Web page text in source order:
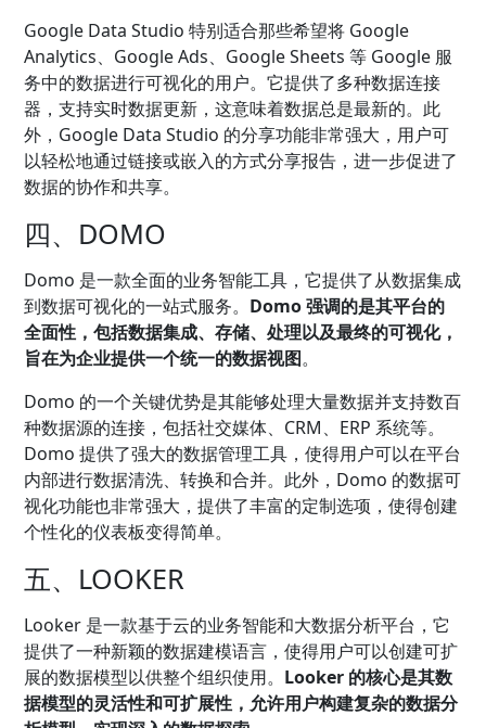
Google Data Studio 特别适合那些希望将 Google
Analytics、Google Ads、Google Sheets 等 Google 服
务中的数据进行可视化的用户。它提供了多种数据连接
器，支持实时数据更新，这意味着数据总是最新的。此
外，Google Data Studio 的分享功能非常强大，用户可
以轻松地通过链接或嵌入的方式分享报告，进一步促进了
数据的协作和共享。
四、DOMO
Domo 是一款全面的业务智能工具，它提供了从数据集成
到数据可视化的一站式服务。 Domo 强调的是其平台的
全面性，包括数据集成、存储、处理以及最终的可视化，
旨在为企业提供一个统一的数据视图。
Domo 的一个关键优势是其能够处理大量数据并支持数百
种数据源的连接，包括社交媒体、CRM、ERP 系统等。
Domo 提供了强大的数据管理工具，使得用户可以在平台
内部进行数据清洗、转换和合并。此外，Domo 的数据可
视化功能也非常强大，提供了丰富的定制选项，使得创建
个性化的仪表板变得简单。
五、LOOKER
Looker 是一款基于云的业务智能和大数据分析平台，它
提供了一种新颖的数据建模语言，使得用户可以创建可扩
展的数据模型以供整个组织使用。 Looker 的核心是其数
据模型的灵活性和可扩展性，允许用户构建复杂的数据分